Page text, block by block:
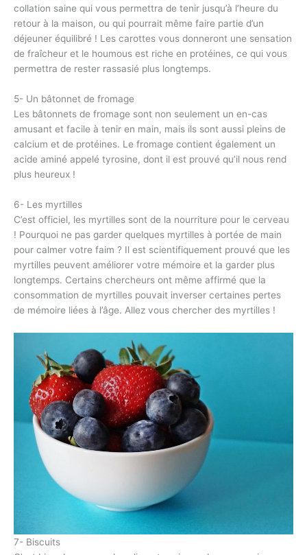
collation saine qui vous permettra de tenir jusqu’à l’heure du
retour à la maison, ou qui pourrait même faire partie d’un
déjeuner équilibré ! Les carottes vous donneront une sensation
de fraîcheur et le houmous est riche en protéines, ce qui vous
permettra de rester rassasié plus longtemps.
5- Un bâtonnet de fromage
Les bâtonnets de fromage sont non seulement un en-cas
amusant et facile à tenir en main, mais ils sont aussi pleins de
calcium et de protéines. Le fromage contient également un
acide aminé appelé tyrosine, dont il est prouvé qu’il nous rend
plus heureux !
6- Les myrtilles
C’est officiel, les myrtilles sont de la nourriture pour le cerveau
! Pourquoi ne pas garder quelques myrtilles à portée de main
pour calmer votre faim ? Il est scientifiquement prouvé que les
myrtilles peuvent améliorer votre mémoire et la garder plus
longtemps. Certains chercheurs ont même affirmé que la
consommation de myrtilles pouvait inverser certaines pertes
de mémoire liées à l’âge. Allez vous chercher des myrtilles !
7- Biscuits